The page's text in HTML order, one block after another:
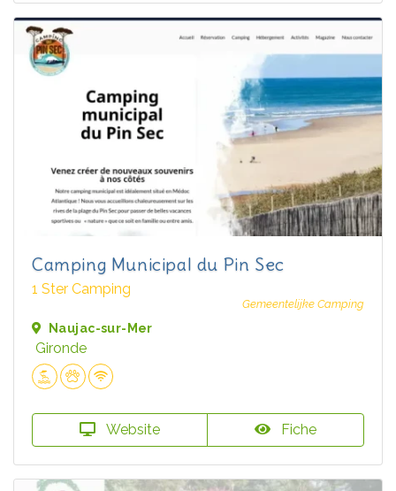
Camping Municipal du Pin Sec
1 Ster Camping
Gemeentelijke Camping
Naujac-sur-Mer
Gironde
Website Fiche